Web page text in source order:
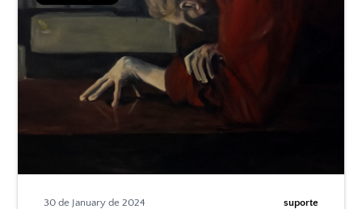
30 de January de 2024 suporte